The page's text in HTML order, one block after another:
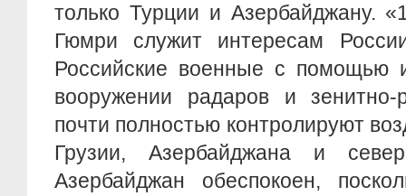
только Турции и Азербайджану.
Гюмри служит интересам
Российские военные с
вооружении радаров и зенитно-
почти полностью контролируют
Грузии, Азербайджана и
Азербайджан обеспокоен,